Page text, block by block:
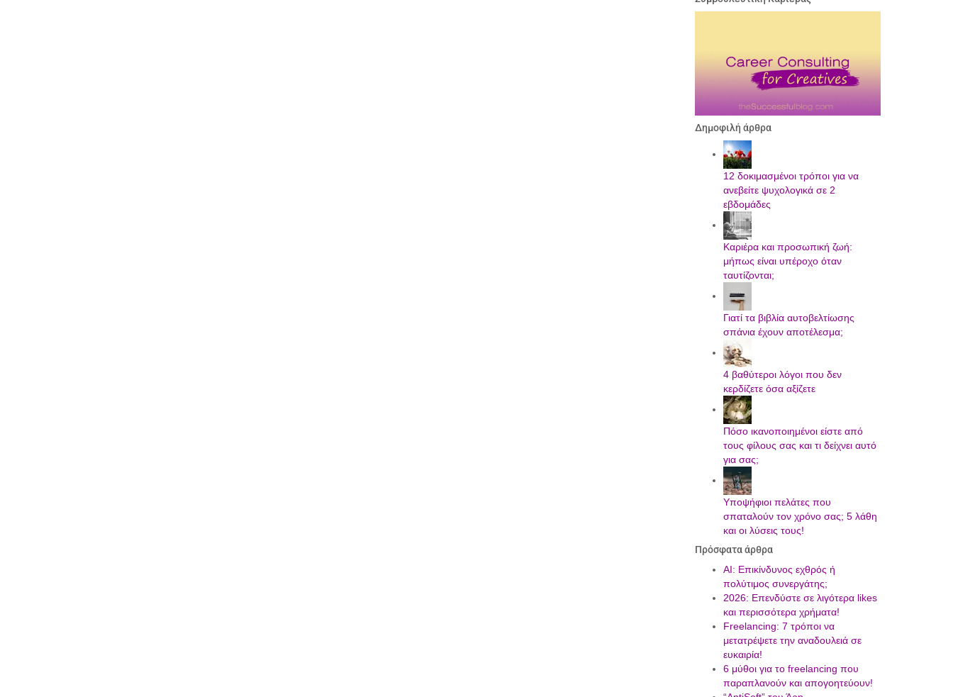
Δημοφιλή άρθρα
12 δοκιμασμένοι τρόποι για να
ανεβείτε ψυχολογικά σε 2
εβδομάδες
Καριέρα και προσωπική ζωή:
μήπως είναι υπέροχο όταν
ταυτίζονται;
Γιατί τα βιβλία αυτοβελτίωσης
σπάνια έχουν αποτέλεσμα;
4 βαθύτεροι λόγοι που δεν
κερδίζετε όσα αξίζετε
Πόσο ικανοποιημένοι είστε από
τους φίλους σας και τι δείχνει αυτό
για σας;
Υποψήφιοι πελάτες που
σπαταλούν τον χρόνο σας; 5 λάθη
και οι λύσεις τους!
Πρόσφατα άρθρα
AI: Επικίνδυνος εχθρός ή
πολύτιμος συνεργάτης;
2026: Επενδύστε σε λιγότερα likes
και περισσότερα χρήματα!
Freelancing: 7 τρόποι να
μετατρέψετε την αναδουλειά σε
ευκαιρία!
6 μύθοι για το freelancing που
παραπλανούν και απογοητεύουν!